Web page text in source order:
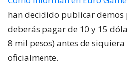
han decidido publicar demos
deberás pagar de 10 y 15
8 mil pesos) antes de
oficialmente.